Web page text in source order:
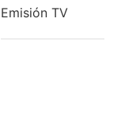
Emisión TV